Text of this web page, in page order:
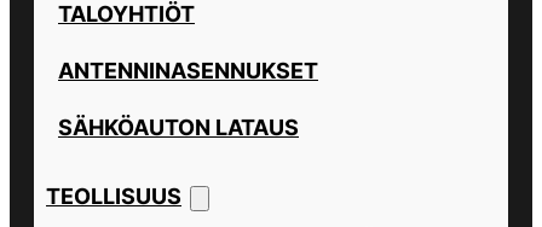
TALOYHTIÖT
ANTENNINASENNUKSET
SÄHKÖAUTON LATAUS
TEOLLISUUS